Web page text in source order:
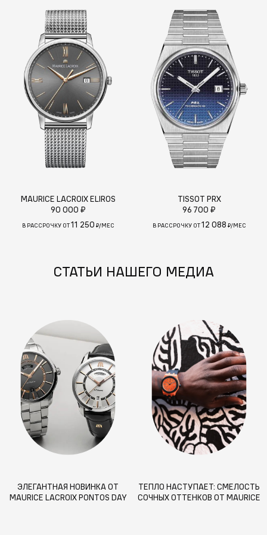
MAURICE LACROIX ELIROS
90 000 ₽
В РАССРОЧКУ ОТ11 250 ₽/МЕС
TISSOT PRX
96 700 ₽
В РАССРОЧКУ ОТ12 088 ₽/МЕС
СТАТЬИ НАШЕГО МЕДИА
ЭЛЕГАНТНАЯ НОВИНКА ОТ
MAURICE LACROIX PONTOS DAY
ТЕПЛО НАСТУПАЕТ: СМЕЛОСТЬ
СОЧНЫХ ОТТЕНКОВ ОТ MAURICE